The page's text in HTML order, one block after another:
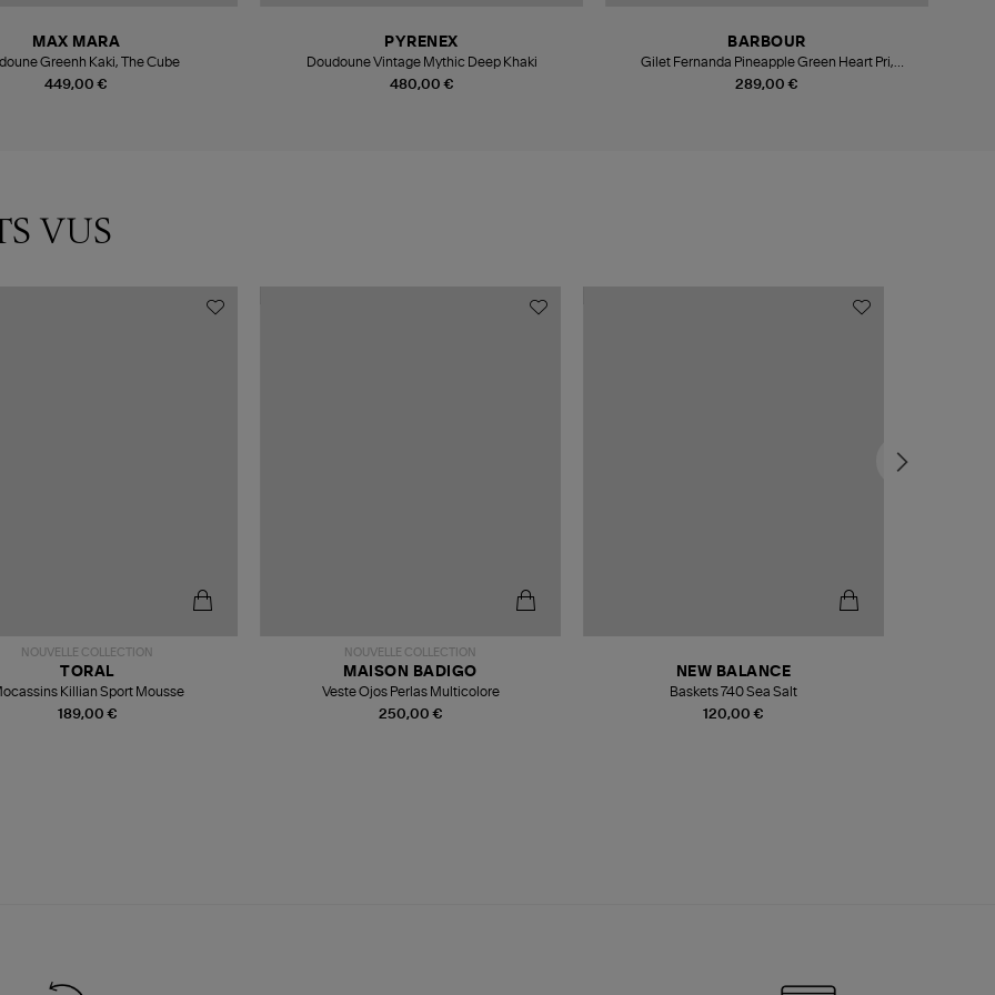
449,00 €
MAX MARA
Greenh Kaki, The Cube
480,00 €
PYRENEX
Doudoune Vintage Mythic Deep Khaki
289,00 €
BARBOUR
Gilet Fernanda Pineapple Green Heart Pri,
Collaboration Barbour x Farm Rio
VUS
NOUVELLE COLLECTION
189,00 €
TORAL
Killian Sport Mousse
NOUVELLE COLLECTION
250,00 €
MAISON BADIGO
Veste Ojos Perlas Multicolore
120,00 €
NEW BALANCE
Baskets 740 Sea Salt